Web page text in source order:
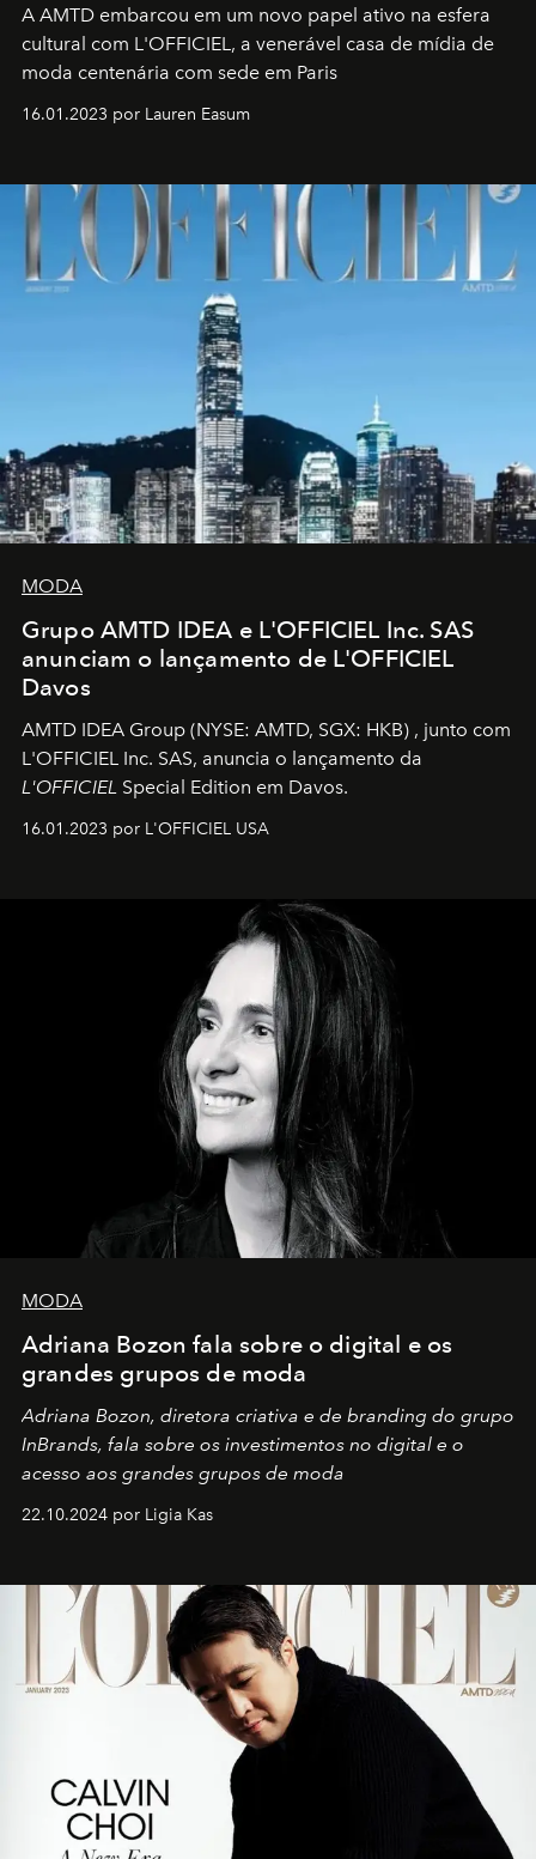
A AMTD embarcou em um novo papel ativo na esfera
cultural com L'OFFICIEL, a venerável casa de mídia de
moda centenária com sede em Paris
16.01.2023 por Lauren Easum
MODA
Grupo AMTD IDEA e L'OFFICIEL Inc. SAS
anunciam o lançamento de L'OFFICIEL
Davos
AMTD IDEA Group (NYSE: AMTD, SGX: HKB) , junto com
L'OFFICIEL Inc. SAS, anuncia o lançamento da
L'OFFICIEL Special Edition em Davos.
16.01.2023 por L'OFFICIEL USA
MODA
Adriana Bozon fala sobre o digital e os
grandes grupos de moda
Adriana Bozon, diretora criativa e de branding do grupo
InBrands, fala sobre os investimentos no digital e o
acesso aos grandes grupos de moda
22.10.2024 por Ligia Kas